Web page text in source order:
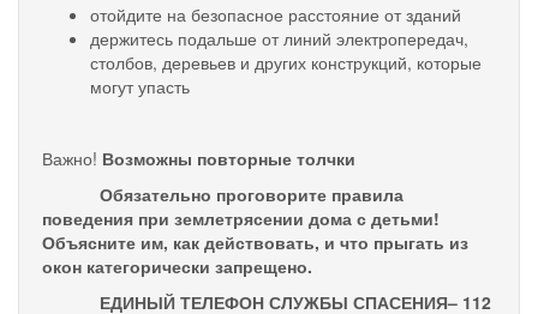
отойдите на безопасное расстояние от зданий
держитесь подальше от линий электропередач,
столбов, деревьев и других конструкций, которые
могут упасть
Важно! Возможны повторные толчки
Обязательно проговорите правила
поведения при землетрясении дома с детьми!
Объясните им, как действовать, и что прыгать из
окон категорически запрещено.
ЕДИНЫЙ ТЕЛЕФОН СЛУЖБЫ СПАСЕНИЯ– 112